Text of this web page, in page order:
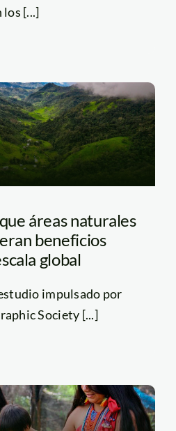
los [...]
áreas naturales
beneficios
global
impulsado por
Society [...]